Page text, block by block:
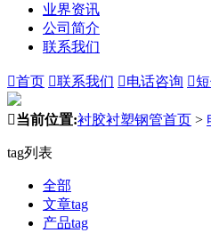
业界资讯
公司简介
联系我们
首页 联系我们 电话咨询 
当前位置:衬胶衬塑钢管首页 >
tag列表
全部
文章tag
产品tag